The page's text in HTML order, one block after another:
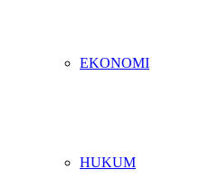
EKONOMI
HUKUM